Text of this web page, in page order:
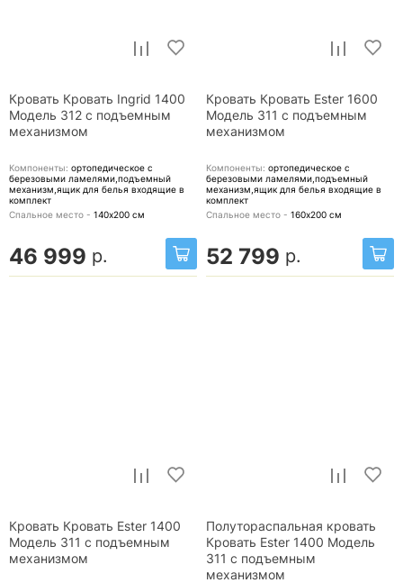
Кровать Кровать Ingrid 1400
Модель 312 с подъемным
механизмом
Компоненты: ортопедическое с
березовыми ламелями,подъемный
механизм,ящик для белья входящие в
комплект
Спальное место - 140х200 см
46 999 р.
Кровать Кровать Ester 1600
Модель 311 с подъемным
механизмом
Компоненты: ортопедическое с
березовыми ламелями,подъемный
механизм,ящик для белья входящие в
комплект
Спальное место - 160х200 см
52 799 р.
Кровать Кровать Ester 1400
Модель 311 с подъемным
механизмом
Полутораспальная кровать
Кровать Ester 1400 Модель
311 с подъемным
механизмом